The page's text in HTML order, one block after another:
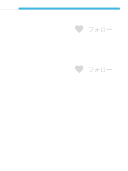
フォロー
フォロー